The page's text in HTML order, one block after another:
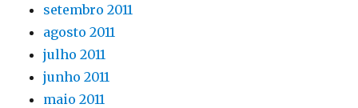
setembro 2011
agosto 2011
julho 2011
junho 2011
maio 2011